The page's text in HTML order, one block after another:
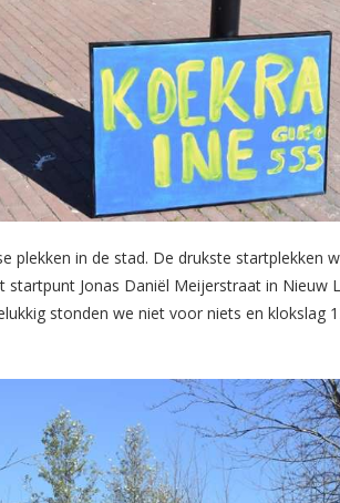
plekken in de stad. De drukste startplekken
Jonas Daniël Meijerstraat in Nieuw
stonden we niet voor niets en klokslag